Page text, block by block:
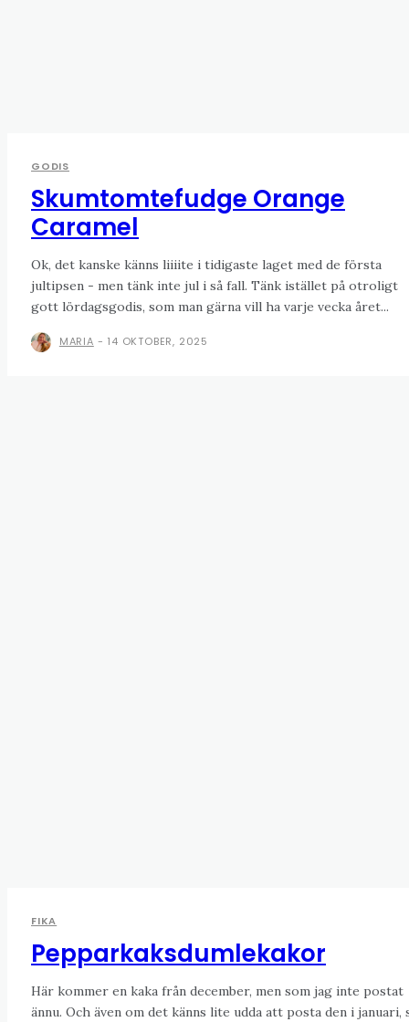
GODIS
Skumtomtefudge Orange
Caramel
Ok, det kanske känns liiiite i tidigaste laget med de första
jultipsen - men tänk inte jul i så fall. Tänk istället på otroligt
gott lördagsgodis, som man gärna vill ha varje vecka året...
MARIA - 14 OKTOBER, 2025
FIKA
Pepparkaksdumlekakor
Här kommer en kaka från december, men som jag inte postat
ännu. Och även om det känns lite udda att posta den i januari,